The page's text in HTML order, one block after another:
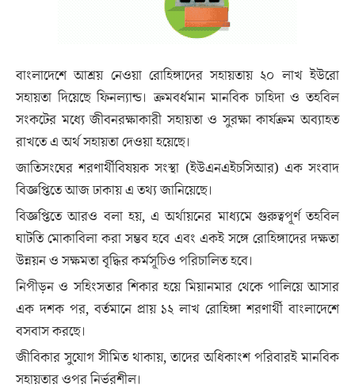
বাংলাদেশে আশ্রয় নেওয়া রোহিঙ্গাদের সহায়তায় ২০ লাখ ইউরো
সহায়তা দিয়েছে ফিনল্যান্ড। ক্রমবর্ধমান মানবিক চাহিদা ও তহবিল
সংকটের মধ্যে জীবনরক্ষাকারী সহায়তা ও সুরক্ষা কার্যক্রম অব্যাহত
রাখতে এ অর্থ সহায়তা দেওয়া হয়েছে।
জাতিসংঘের শরণার্থীবিষয়ক সংস্থা (ইউএনএইচসিআর) এক সংবাদ
বিজ্ঞপ্তিতে আজ ঢাকায় এ তথ্য জানিয়েছে।
বিজ্ঞপ্তিতে আরও বলা হয়, এ অর্থায়নের মাধ্যমে গুরুত্বপূর্ণ তহবিল
ঘাটতি মোকাবিলা করা সম্ভব হবে এবং একই সঙ্গে রোহিঙ্গাদের দক্ষতা
উন্নয়ন ও সক্ষমতা বৃদ্ধির কর্মসূচিও পরিচালিত হবে।
নিপীড়ন ও সহিংসতার শিকার হয়ে মিয়ানমার থেকে পালিয়ে আসার
এক দশক পর, বর্তমানে প্রায় ১২ লাখ রোহিঙ্গা শরণার্থী বাংলাদেশে
বসবাস করছে।
জীবিকার সুযোগ সীমিত থাকায়, তাদের অধিকাংশ পরিবারই মানবিক
সহায়তার ওপর নির্ভরশীল।